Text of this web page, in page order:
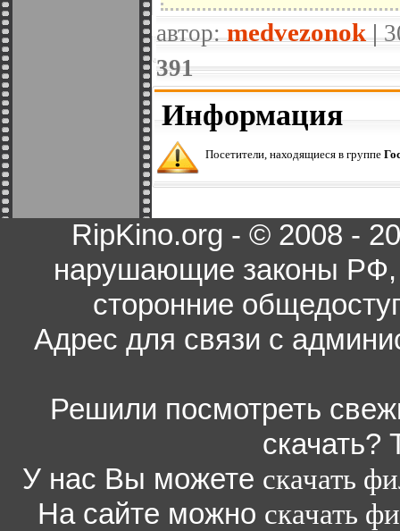
автор: medvezonok |
391
Информация
Посетители, находящиеся в группе
RipKino.org - © 2008 -
нарушающие законы РФ,
сторонние
Адрес для связи с
Решили посмотреть
скачать?
У нас Вы можете скачать
На сайте можно скачать